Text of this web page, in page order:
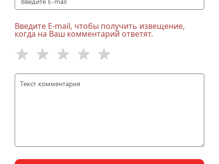
Введите E-mail, чтобы получить извещение,
когда на Ваш комментарий ответят.